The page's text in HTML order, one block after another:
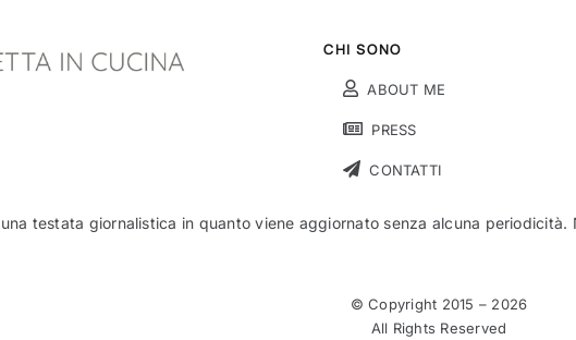
CHI SONO
ABOUT ME
PRESS
CONTATTI
testata giornalistica in quanto viene aggiornato senza alcuna
© Copyright 2015 – 2026
All Rights Reserved